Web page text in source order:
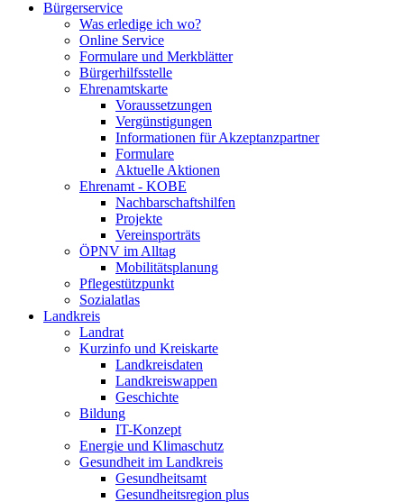
Bürgerservice
Was erledige ich wo?
Online Service
Formulare und Merkblätter
Bürgerhilfsstelle
Ehrenamtskarte
Voraussetzungen
Vergünstigungen
Informationen für Akzeptanzpartner
Formulare
Aktuelle Aktionen
Ehrenamt - KOBE
Nachbarschaftshilfen
Projekte
Vereinsporträts
ÖPNV im Alltag
Mobilitätsplanung
Pflegestützpunkt
Sozialatlas
Landkreis
Landrat
Kurzinfo und Kreiskarte
Landkreisdaten
Landkreiswappen
Geschichte
Bildung
IT-Konzept
Energie und Klimaschutz
Gesundheit im Landkreis
Gesundheitsamt
Gesundheitsregion plus